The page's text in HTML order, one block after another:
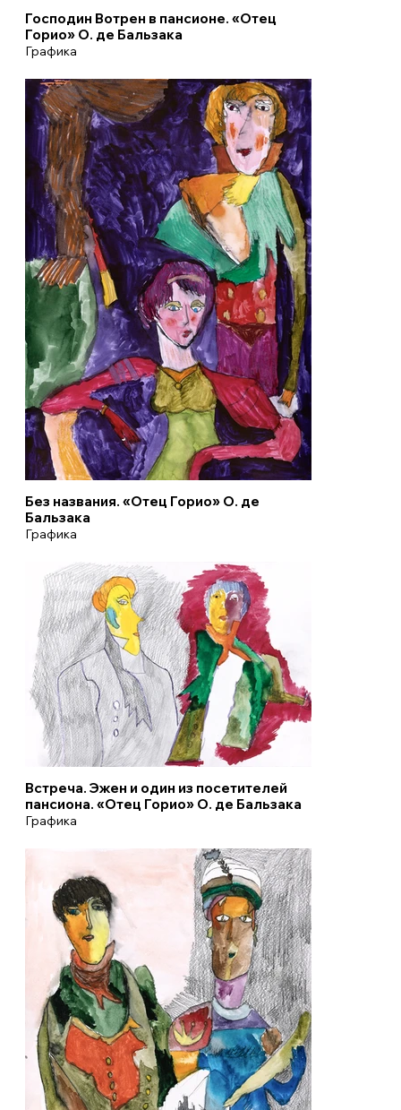
Господин Вотрен в пансионе. «Отец
Горио» О. де Бальзака
Графика
Без названия. «Отец Горио» О. де
Бальзака
Графика
Встреча. Эжен и один из посетителей
пансиона. «Отец Горио» О. де Бальзака
Графика